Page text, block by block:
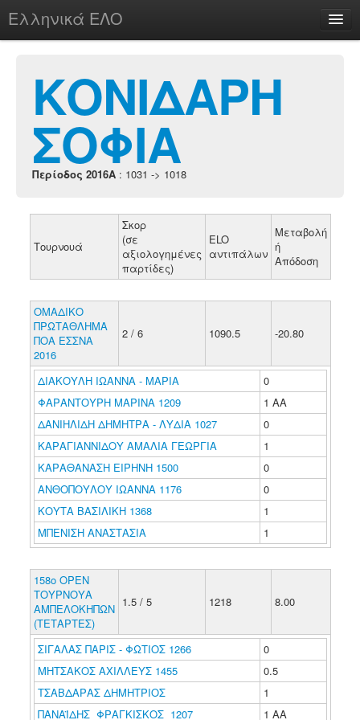
Ελληνικά ΕΛΟ
chesstu.be @ discord
Login
ΚΟΝΙΔΑΡΗ
ΣΟΦΙΑ
Περίοδος 2016A : 1031 -> 1018
Τουρνουά
Σκορ
(σε
αξιολογημένες
παρτίδες)
ELO
αντιπάλων
Μεταβολή
ή
Απόδοση
ΟΜΑΔΙΚΟ
ΠΡΩΤΑΘΛΗΜΑ
ΠΟΑ ΕΣΣΝΑ
2016
2 / 6 1090.5 -20.80
ΔΙΑΚΟΥΛΗ ΙΩΑΝΝΑ - ΜΑΡΙΑ
0
ΦΑΡΑΝΤΟΥΡΗ ΜΑΡΙΝΑ 1209
1 ΑΑ
ΔΑΝΙΗΛΙΔΗ ΔΗΜΗΤΡΑ - ΛΥΔΙΑ 1027
0
ΚΑΡΑΓΙΑΝΝΙΔΟΥ ΑΜΑΛΙΑ ΓΕΩΡΓΙΑ
1
ΚΑΡΑΘΑΝΑΣΗ ΕΙΡΗΝΗ 1500
0
ΑΝΘΟΠΟΥΛΟΥ ΙΩΑΝΝΑ 1176
0
ΚΟΥΤΑ ΒΑΣΙΛΙΚΗ 1368
1
ΜΠΕΝΙΣΗ ΑΝΑΣΤΑΣΙΑ
1
158ο ΟΡΕΝ
ΤΟΥΡΝΟΥΑ
ΑΜΠΕΛΟΚΗΠΩΝ
(ΤΕΤΑΡΤΕΣ)
1.5 / 5 1218 8.00
ΣΙΓΑΛΑΣ ΠΑΡΙΣ - ΦΩΤΙΟΣ 1266
0
ΜΗΤΣΑΚΟΣ ΑΧΙΛΛΕΥΣ 1455
0.5
ΤΣΑΒΔΑΡΑΣ ΔΗΜΗΤΡΙΟΣ
1
ΠΑΝΑΪΔΗΣ ΦΡΑΓΚΙΣΚΟΣ 1207
1 ΑΑ